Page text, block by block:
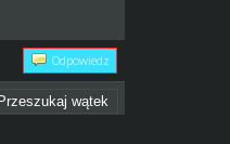
Odpowiedz